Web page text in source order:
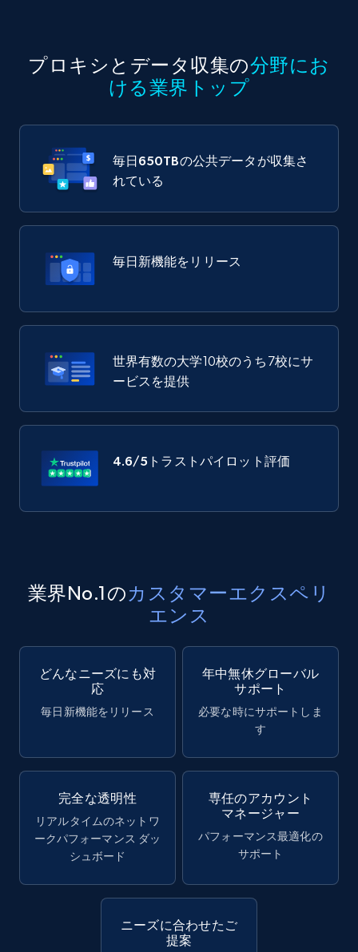
プロキシとデータ収集の分野にお
ける業界トップ
毎日 650TBの公共データが収集さ
れている
毎日新機能をリリース
世界有数の大学10校のうち7校にサ
ービスを提供
4.6/5 トラストパイロット評価
業界No.1のカスタマーエクスペリ
エンス
どんなニーズにも対
応
毎日新機能をリリース
年中無休グローバル
サポート
必要な時にサポートしま
す
完全な透明性
リアルタイムのネットワ
ークパフォーマンス ダッ
シュボード
専任のアカウント
マネージャー
パフォーマンス最適化の
サポート
ニーズに合わせたご
提案